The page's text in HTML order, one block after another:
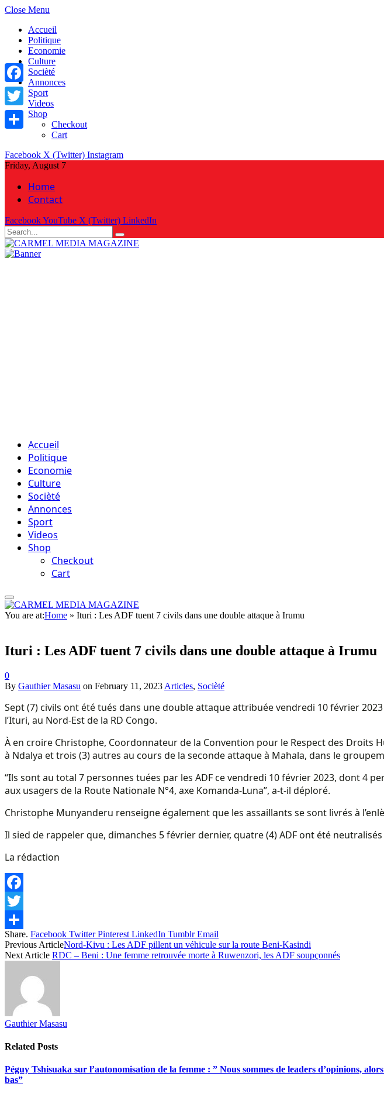
Close Menu
Accueil
Politique
Economie
Culture
Socièté
Annonces
Sport
Videos
Shop
Checkout
Cart
Facebook X (Twitter) Instagram
Friday, August 7
Home
Contact
FacebookYouTube X (Twitter) LinkedIn
Accueil
Politique
Economie
Culture
Socièté
Annonces
Sport
Videos
Shop
Checkout
Cart
You are at:Home » Ituri : Les ADF tuent 7 civils dans une double attaque à Irumu
Ituri : Les ADF tuent 7 civils dans une double attaque à Irumu
0
By Gauthier Masasu on February 11, 2023 Articles, Socièté
Sept (7) civils ont été tués dans une double attaque attribuée vendredi 10 février
l’Ituri, au Nord-Est de la RD Congo.
À en croire Christophe, Coordonnateur de la Convention pour le Respect des Droits
à Ndalya et trois (3) autres au cours de la seconde attaque à Mahala, dans le
“Ils sont au total 7 personnes tuées par les ADF ce vendredi 10 février 2023, dont 4
aux usagers de la Route Nationale N°4, axe Komanda-Luna”, a-t-il déploré.
Christophe Munyanderu renseigne également que les assaillants se sont livrés à
Il sied de rappeler que, dimanches 5 février dernier, quatre (4) ADF ont été
La rédaction
Facebook
Twitter
Share
Share. Facebook Twitter Pinterest LinkedIn Tumblr Email
Previous ArticleNord-Kivu : Les ADF pillent un véhicule sur la route Beni-Kasindi
Next Article RDC – Beni : Une femme retrouvée morte à Ruwenzori, les ADF soupçonnés
Gauthier Masasu
Related Posts
Péguy Tshisuaka sur l’autonomisation de la femme : ” Nous sommes de leaders d’opinions,
bas”
Facebook
Twitter